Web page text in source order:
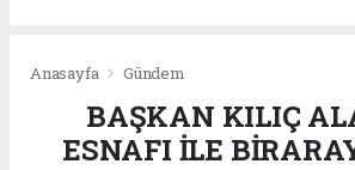
Anasayfa Gündem
BAŞKAN KILIÇ
ESNAFI İLE